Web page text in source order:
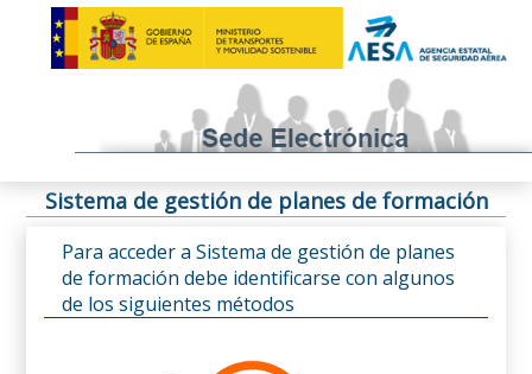
Sistema de gestión de planes de formación
Para acceder a Sistema de gestión de planes
de formación debe identificarse con algunos
de los siguientes métodos